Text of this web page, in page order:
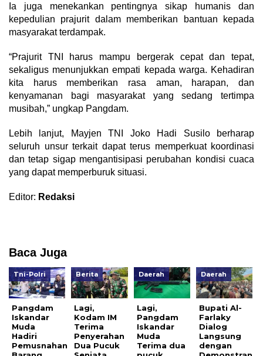
Ia juga menekankan pentingnya sikap humanis dan
kepedulian prajurit dalam memberikan bantuan kepada
masyarakat terdampak.
“Prajurit TNI harus mampu bergerak cepat dan tepat,
sekaligus menunjukkan empati kepada warga. Kehadiran
kita harus memberikan rasa aman, harapan, dan
kenyamanan bagi masyarakat yang sedang tertimpa
musibah,” ungkap Pangdam.
Lebih lanjut, Mayjen TNI Joko Hadi Susilo berharap
seluruh unsur terkait dapat terus memperkuat koordinasi
dan tetap sigap mengantisipasi perubahan kondisi cuaca
yang dapat memperburuk situasi.
Editor: Redaksi
Baca Juga
Tni-Polri
Pangdam
Iskandar
Muda
Hadiri
Pemusnahan
Berita
Lagi,
Kodam IM
Terima
Penyerahan
Dua Pucuk
Daerah
Lagi,
Pangdam
Iskandar
Muda
Terima dua
Daerah
Bupati Al-
Farlaky
Dialog
Langsung
dengan